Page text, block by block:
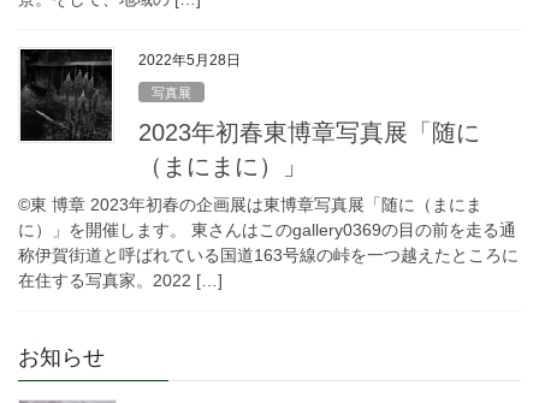
2022年5月28日
写真展
2023年初春東博章写真展「随に
（まにまに）」
©東 博章 2023年初春の企画展は東博章写真展「随に（まにま
に）」を開催します。 東さんはこのgallery0369の目の前を走る通
称伊賀街道と呼ばれている国道163号線の峠を一つ越えたところに
在住する写真家。2022 […]
お知らせ